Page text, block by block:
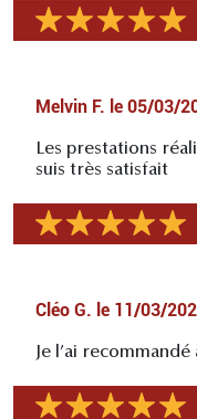
Melvin F. le 05/03/
Les prestations
suis très satisfait
Cléo G. le 11/03/
Je l’ai